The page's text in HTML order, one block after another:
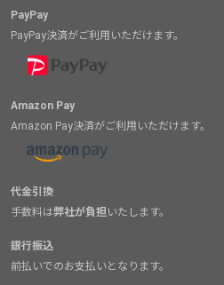
PayPay
PayPay決済がご利用いただけます。
Amazon Pay
Amazon Pay決済がご利用いただけます。
代金引換
手数料は弊社が負担いたします。
銀行振込
前払いでのお支払いとなります。